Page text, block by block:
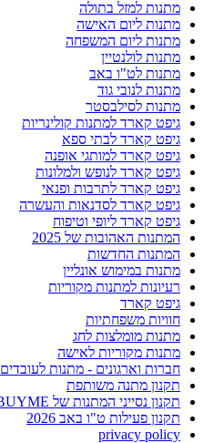
מתנות למזל בתולה
מתנות ליום האישה
מתנות ליום המשפחה
מתנות לולנטיין
מתנות לט"ו באב
מתנות לנובי גוד
מתנות לסילבסטר
גיפט קארד למתנות קולינריות
גיפט קארד לבתי ספא
גיפט קארד למותגי אופנה
גיפט קארד לנופש ולמלונות
גיפט קארד לתרבות ופנאי
גיפט קארד לסדנאות והעשרה
גיפט קארד ליופי וטיפוח
המתנות האהובות של 2025
המתנות החדשות
מתנות במימוש אונליין
רעיונות למתנות מקוריות
גיפט קארד
חוויות משפחתיות
מתנות מומלצות לחג
מתנות מקוריות לאישה
חברות וארגונים - מתנות לעובדים
תקנון מתנה משותפת
תקנון נסייני המתנות של BUYME
תקנון פעילות ט"ו באב 2026
privacy policy